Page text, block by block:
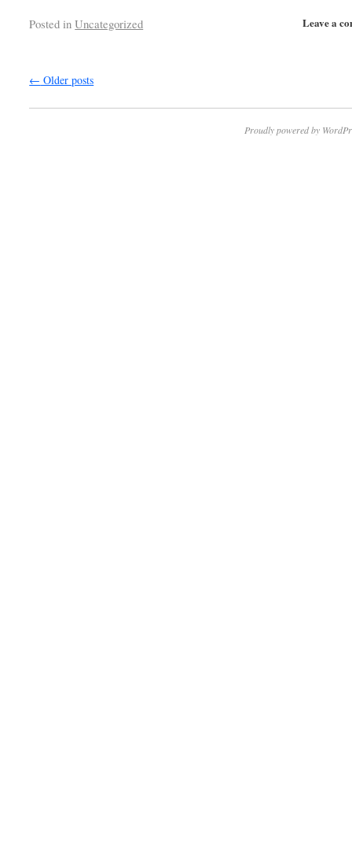
Leave a
Posted in Uncategorized
← Older posts
Proudly powered by